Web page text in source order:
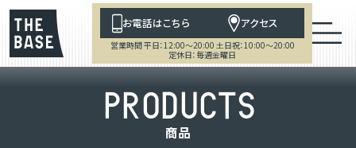
お電話はこちら アクセス
営業時間 平日：12:00～20:00 土日祝：10:00～20:00
定休日：毎週金曜日
PRODUCTS
商品